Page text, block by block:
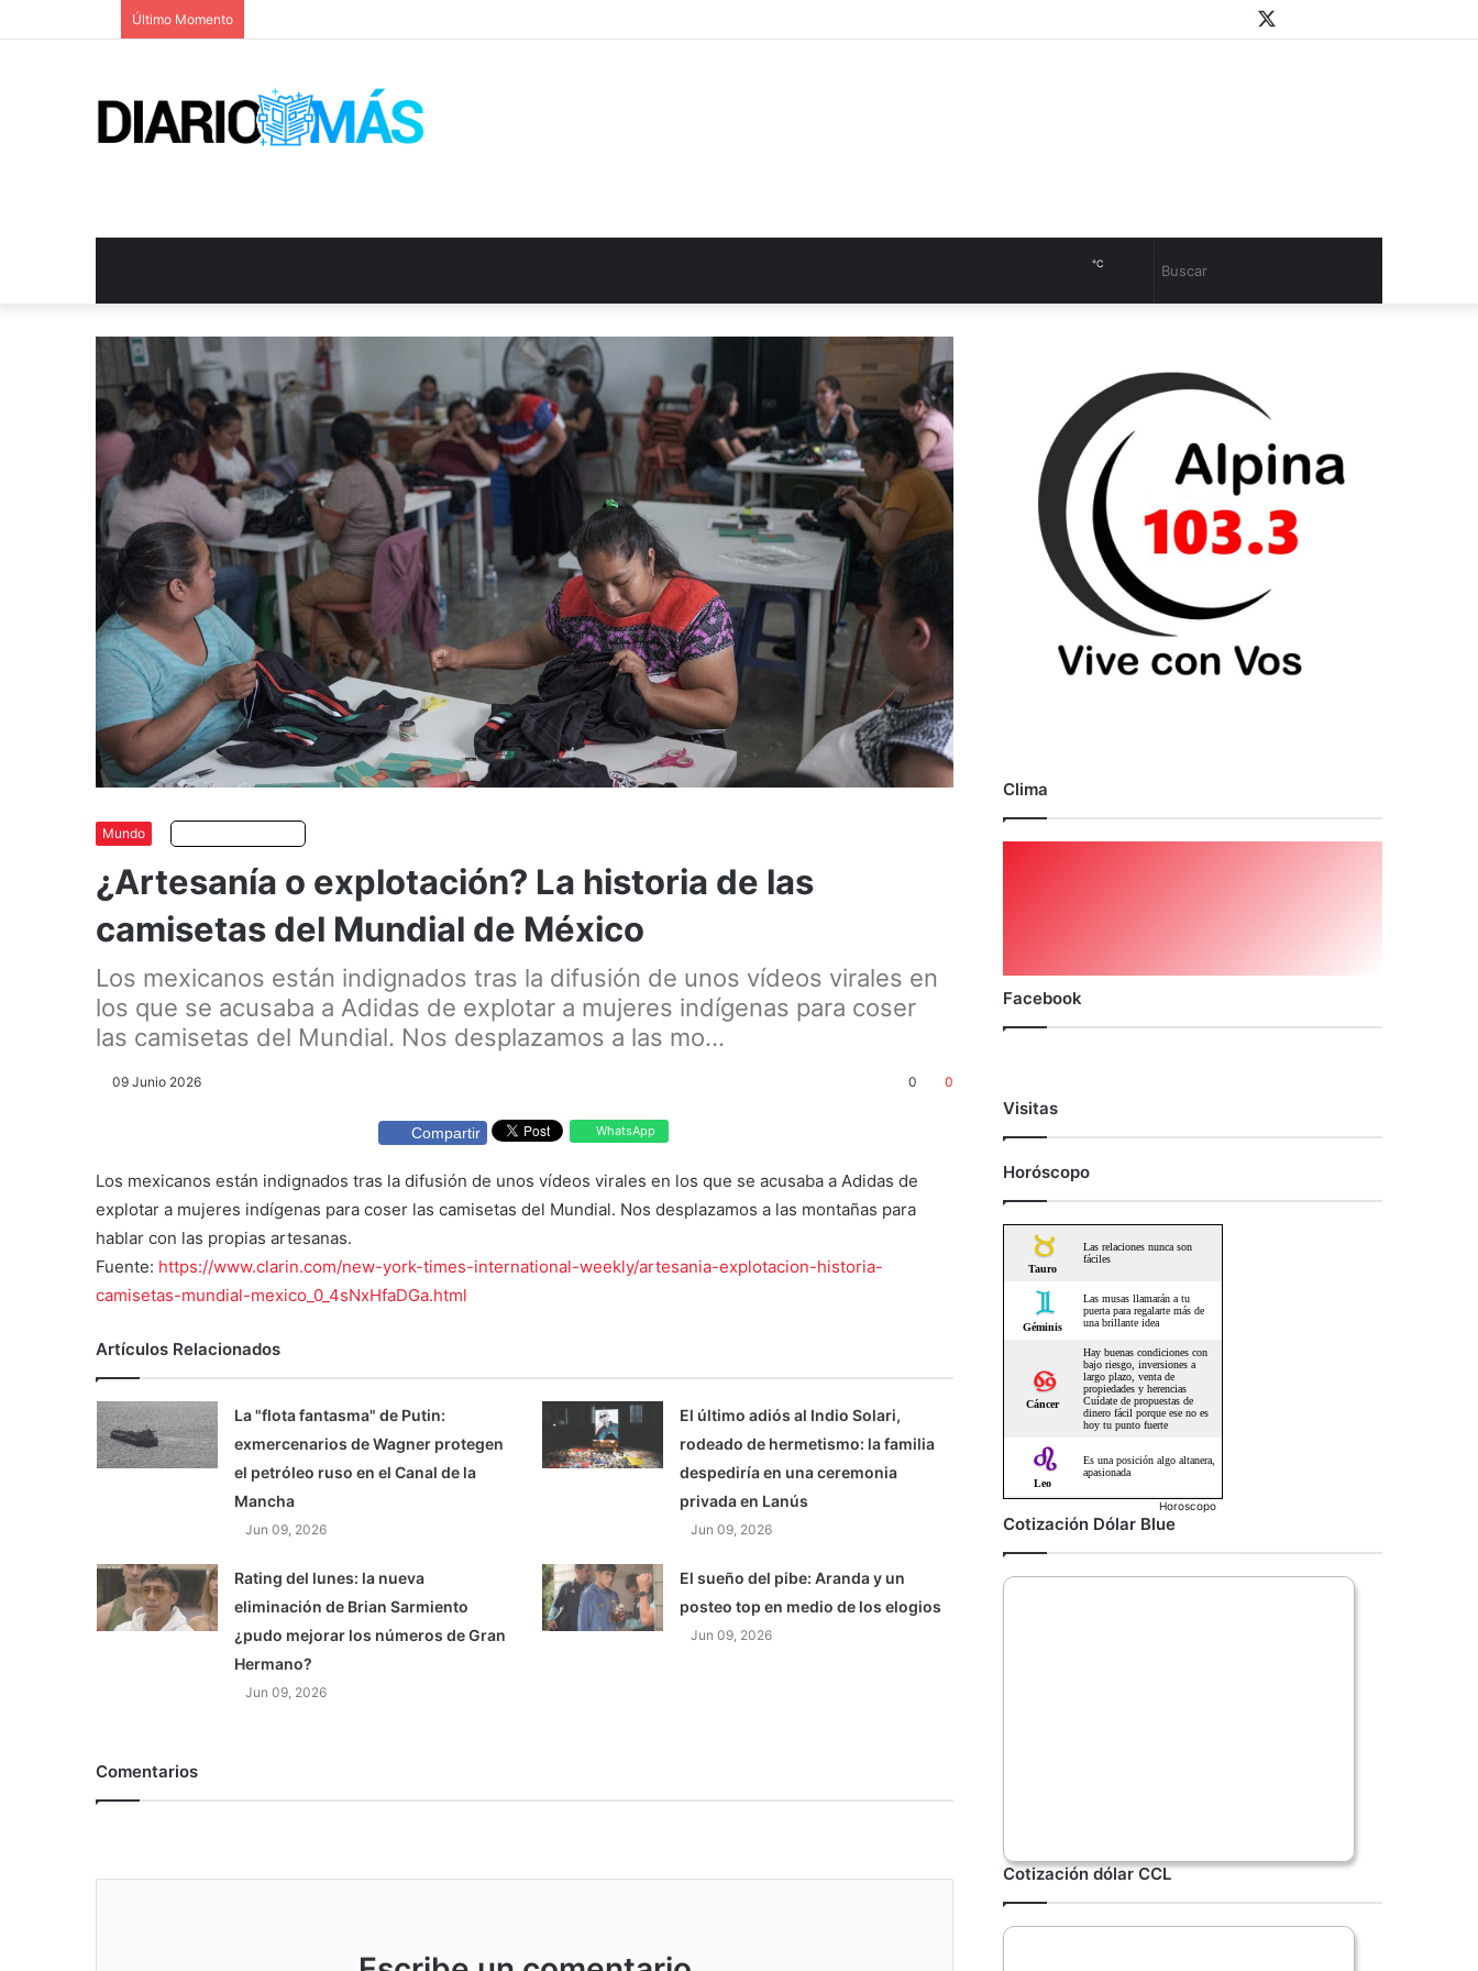
Último Momento Instagram
Youtube
WhatsApp
Cambiar
℃
Mundo
¿Artesanía o explotación? La historia de las
camisetas del Mundial de México
Los mexicanos están indignados tras la difusión de unos vídeos virales en
los que se acusaba a Adidas de explotar a mujeres indígenas para coser
las camisetas del Mundial. Nos desplazamos a las mo...
09 Junio 2026 0 0
Compartir WhatsApp
Los mexicanos están indignados tras la difusión de unos vídeos virales en los que se acusaba a Adidas de
explotar a mujeres indígenas para coser las camisetas del Mundial. Nos desplazamos a las montañas para
hablar con las propias artesanas.
Fuente: https://www.clarin.com/new-york-times-international-weekly/artesania-explotacion-historia-
camisetas-mundial-mexico_0_4sNxHfaDGa.html
Artículos Relacionados
La "flota fantasma" de Putin:
exmercenarios de Wagner protegen
el petróleo ruso en el Canal de la
Mancha
Jun 09, 2026
El último adiós al Indio Solari,
rodeado de hermetismo: la familia
despediría en una ceremonia
privada en Lanús
Jun 09, 2026
Rating del lunes: la nueva
eliminación de Brian Sarmiento
¿pudo mejorar los números de Gran
Hermano?
Jun 09, 2026
El sueño del pibe: Aranda y un
posteo top en medio de los elogios
Jun 09, 2026
Comentarios
Clima
Facebook
Visitas
Horóscopo
Horoscopo
Cotización Dólar Blue
Cotización dólar CCL